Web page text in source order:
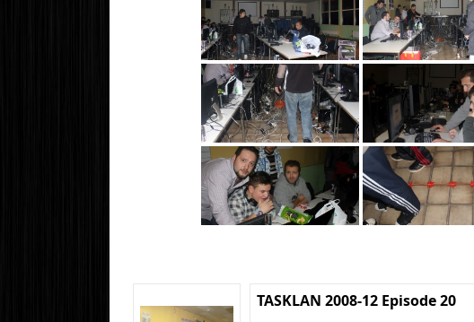
TASKLAN 2008-12 Episode 20